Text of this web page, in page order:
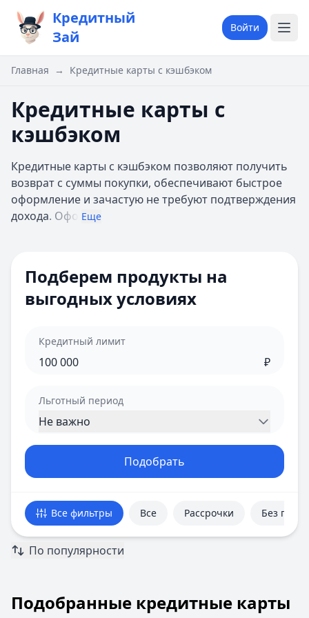
Кредитный
Зай
Войти
Главная → Кредитные карты с кэшбэком
Кредитные карты с
кэшбэком
Кредитные карты с кэшбэком позволяют получить
возврат с суммы покупки, обеспечивают быстрое
оформление и зачастую не требуют подтверждения
дохода. Офо Еще
Бонусы и программы лояльности
Кэшбэк
Баллы Мили
Подберем продукты на
выгодных условиях
Кредитный лимит
₽
Льготный период
Не важно
Подобрать
Все фильтры Все Рассрочки Без
По популярности
Всего предложений:20. Текущая страница: 1из4.
Подобранные кредитные карты